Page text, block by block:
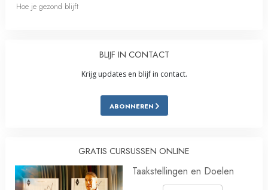
Hoe je gezond blijft
BLIJF IN CONTACT
Krijg updates en blijf in contact.
ABONNEREN
GRATIS CURSUSSEN ONLINE
Taakstellingen en Doelen